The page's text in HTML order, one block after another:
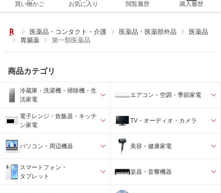
買い物かご お気に入り 閲覧履歴 購入履歴
医薬品・コンタクト・介護 医薬品・医薬部外品
医薬品
胃腸薬
第一類医薬品
商品カテゴリ
冷蔵庫・洗濯機・掃除機・生
活家電
エアコン・空調・季節家電
電子レンジ・炊飯器・キッチ
ン家電
TV・オーディオ・カメラ
パソコン・周辺機器 美容・健康家電
スマートフォン・
タブレット
楽器・音響機器